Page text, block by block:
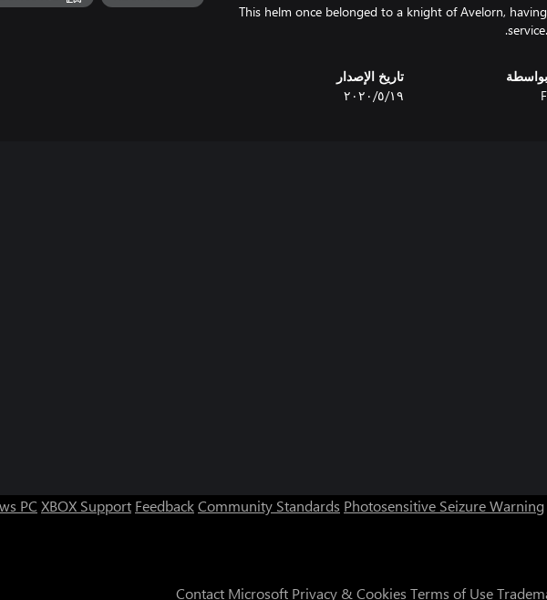
This helm once belonged to a knight of Avelorn,
تاريخ الإصدار
١٩‏/٥‏/٢٠٢٠
PC XBOX Support FeedbackCommunity Standards Photosensitive Seizure Warning
Contact Microsoft Privacy & Cookies Terms of Use